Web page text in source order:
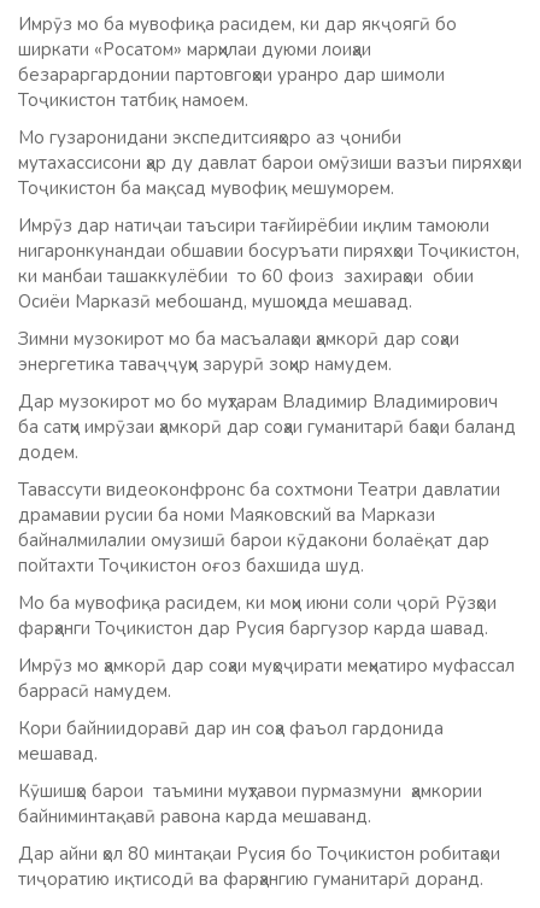
Имрӯз мо ба мувофиқа расидем, ки дар якҷоягӣ бо
ширкати «Росатом» марҳилаи дуюми лоиҳаи
безараргардонии партовгоҳҳои уранро дар шимоли
Тоҷикистон татбиқ намоем.
Мо гузаронидани экспедитсияҳоро аз ҷониби
мутахассисони ҳар ду давлат барои омӯзиши вазъи пиряхҳои
Тоҷикистон ба мақсад мувофиқ мешуморем.
Имрӯз дар натиҷаи таъсири тағйирёбии иқлим тамоюли
нигаронкунандаи обшавии босуръати пиряхҳои Тоҷикистон,
ки манбаи ташаккулёбии то 60 фоиз захираҳои обии
Осиёи Марказӣ мебошанд, мушоҳида мешавад.
Зимни музокирот мо ба масъалаҳои ҳамкорӣ дар соҳаи
энергетика таваҷҷуҳи зарурӣ зоҳир намудем.
Дар музокирот мо бо муҳтарам Владимир Владимирович
ба сатҳи имрӯзаи ҳамкорӣ дар соҳаи гуманитарӣ баҳои баланд
додем.
Тавассути видеоконфронс ба сохтмони Театри давлатии
драмавии русии ба номи Маяковский ва Маркази
байналмилалии омузишӣ барои кӯдакони болаёқат дар
пойтахти Тоҷикистон оғоз бахшида шуд.
Мо ба мувофиқа расидем, ки моҳи июни соли ҷорӣ Рӯзҳои
фарҳанги Тоҷикистон дар Русия баргузор карда шавад.
Имрӯз мо ҳамкорӣ дар соҳаи муҳоҷирати меҳнатиро муфассал
баррасӣ намудем.
Кори байниидоравӣ дар ин соҳа фаъол гардонида
мешавад.
Кӯшишҳо барои таъмини муҳтавои пурмазмуни ҳамкории
байниминтақавӣ равона карда мешаванд.
Дар айни ҳол 80 минтақаи Русия бо Тоҷикистон робитаҳои
тиҷоратию иқтисодӣ ва фарҳангию гуманитарӣ доранд.